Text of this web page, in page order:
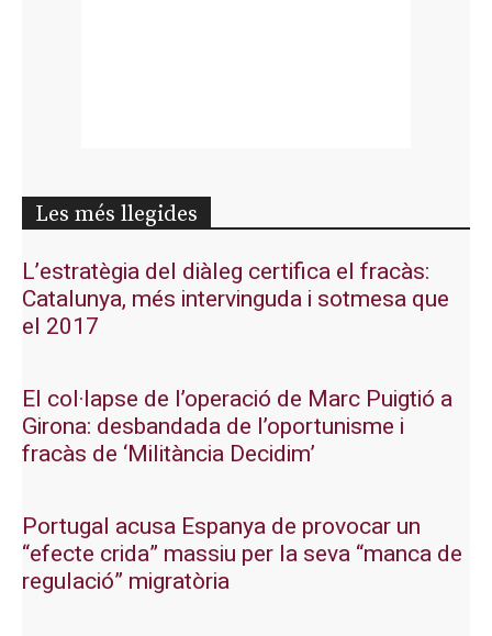
Les més llegides
L’estratègia del diàleg certifica el fracàs:
Catalunya, més intervinguda i sotmesa que
el 2017
El col·lapse de l’operació de Marc Puigtió a
Girona: desbandada de l’oportunisme i
fracàs de ‘Militància Decidim’
Portugal acusa Espanya de provocar un
“efecte crida” massiu per la seva “manca de
regulació” migratòria